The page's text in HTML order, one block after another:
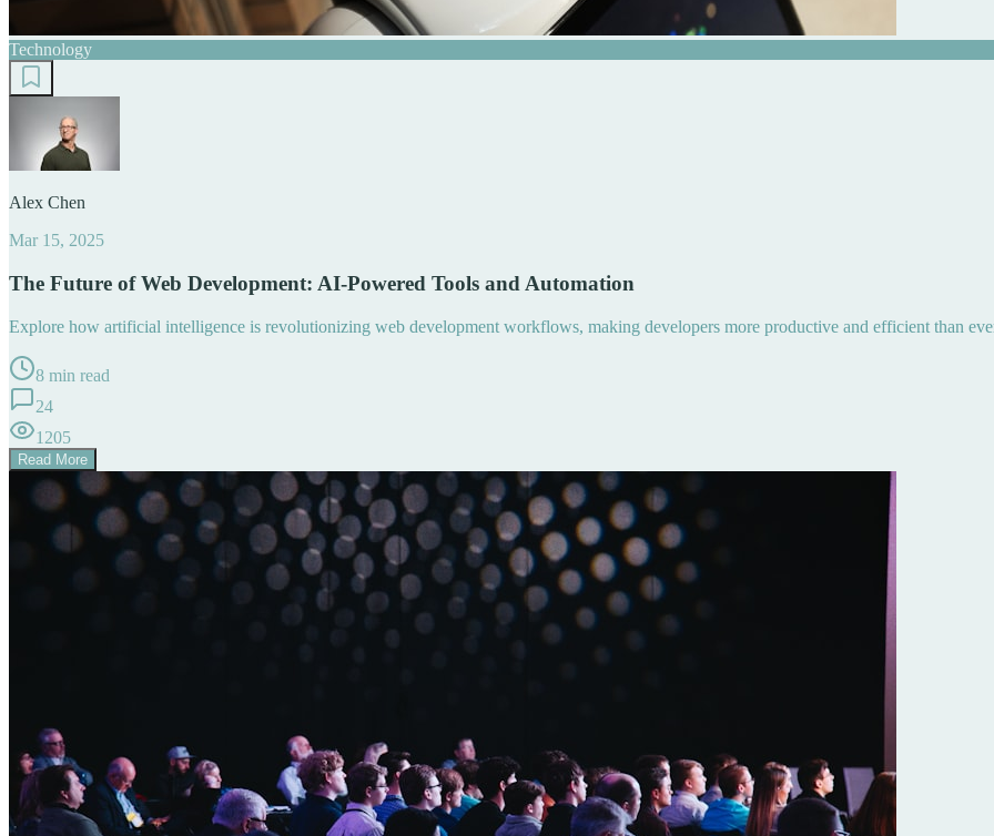
Technology
Alex Chen
Mar 15, 2025
The Future of Web Development: AI-Powered Tools and Automation
Explore how artificial intelligence is revolutionizing web development workflows, making developers more productive and efficient than
8 min read
24
1205
Read More